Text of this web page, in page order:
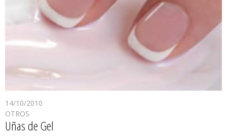
14/10/2010
OTROS
Uñas de Gel